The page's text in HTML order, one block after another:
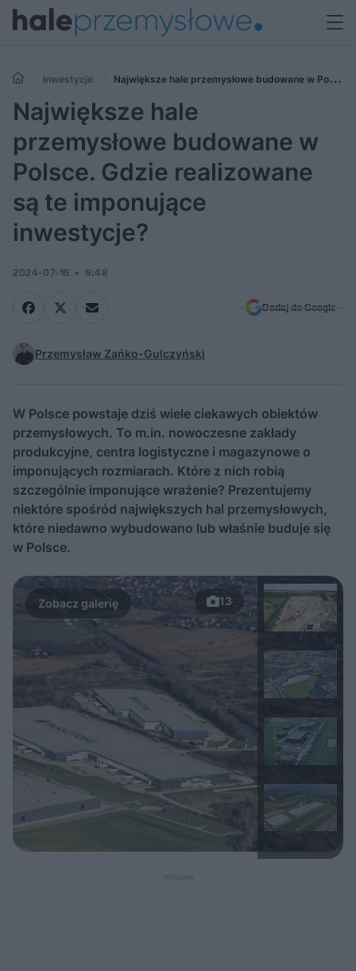
Inwestycje
Największe hale przemysłowe budowane w Polsce.
Gdzie realizowane są te imponujące inwestycje?
Największe hale
przemysłowe budowane w
Polsce. Gdzie realizowane
są te imponujące
inwestycje?
2024-07-15 9:48
Dodaj do Google
Przemysław Zańko-Gulczyński
W Polsce powstaje dziś wiele ciekawych obiektów
przemysłowych. To m.in. nowoczesne zakłady
produkcyjne, centra logistyczne i magazynowe o
imponujących rozmiarach. Które z nich robią
szczególnie imponujące wrażenie? Prezentujemy
niektóre spośród największych hal przemysłowych,
które niedawno wybudowano lub właśnie buduje się
w Polsce.
13